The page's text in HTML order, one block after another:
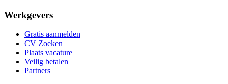
Werkgevers
Gratis aanmelden
CV Zoeken
Plaats vacature
Veilig betalen
Partners